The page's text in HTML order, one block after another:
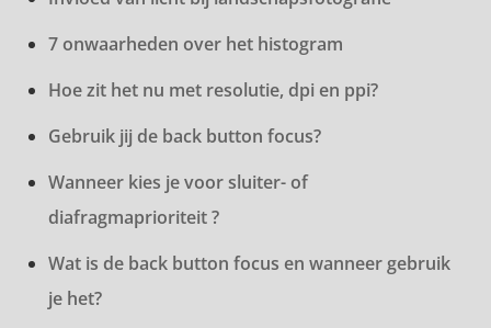
7 onwaarheden over het histogram
Hoe zit het nu met resolutie, dpi en ppi?
Gebruik jij de back button focus?
Wanneer kies je voor sluiter- of
diafragmaprioriteit ?
Wat is de back button focus en wanneer gebruik
je het?